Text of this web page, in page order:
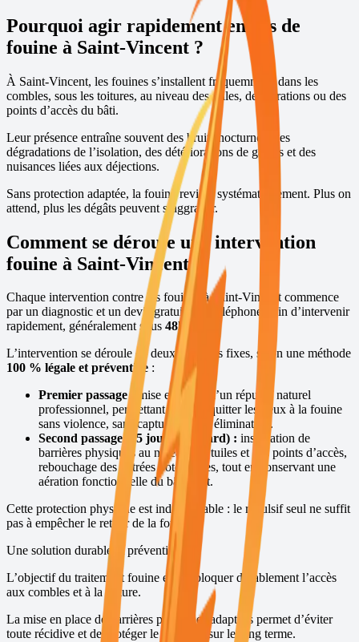
Pourquoi agir rapidement en cas de
fouine à Saint-Vincent ?
À Saint-Vincent, les fouines s’installent fréquemment dans les
combles, sous les toitures, au niveau des tuiles, des aérations ou des
points d’accès du bâti.
Leur présence entraîne souvent des bruits nocturnes, des
dégradations de l’isolation, des détériorations de gaines et des
nuisances liées aux déjections.
Sans protection adaptée, la fouine revient systématiquement. Plus on
attend, plus les dégâts peuvent s’aggraver.
Comment se déroule une intervention
fouine à Saint-Vincent?
Chaque intervention contre les fouines àSaint-Vincentcommence
par un diagnostic et un devis gratuits par téléphone, afin d’intervenir
rapidement, généralement sous 48h
L’intervention se déroule en deux passages fixes, selon une méthode
100 % légale et préventive :
Premier passage :
mise en place d’un répulsif naturel
professionnel, permettant de faire quitter les lieux à la fouine
sans violence, sans capture et sans élimination.
Second passage (15 jours plus tard) : installation de
barrières physiques au niveau des tuiles et des points d’accès,
rebouchage des entrées potentielles, tout en conservant une
aération fonctionnelle du bâtiment.
Cette protection physique est indispensable : le répulsif seul ne suffit
pas à empêcher le retour de la fouine.
Une solution durable et préventive
L’objectif du traitement fouine est de bloquer durablement l’accès
aux combles et à la toiture.
La mise en place de barrières physiques adaptées permet d’éviter
toute récidive et de protéger le bâtiment sur le long terme.